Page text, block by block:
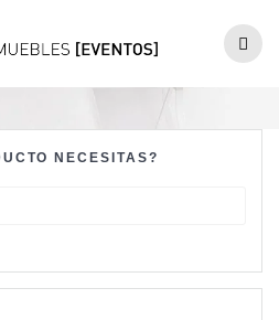
content
Azul
NECESITAS?